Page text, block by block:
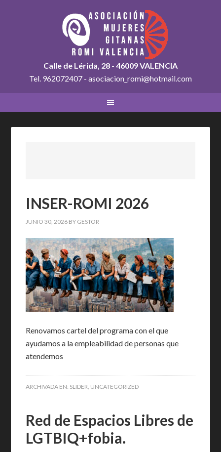
Calle de Lérida, 28 - 46009 VALENCIA
Tel. 962072407 - asociacion_romi@hotmail.com
INSER-ROMI 2026
JUNIO 30, 2026 BY GESTOR
Renovamos cartel del programa con el que
ayudamos a la empleabilidad de personas que
atendemos
ARCHIVADA EN: SLIDER, UNCATEGORIZED
Red de Espacios Libres de
LGTBIQ+fobia.